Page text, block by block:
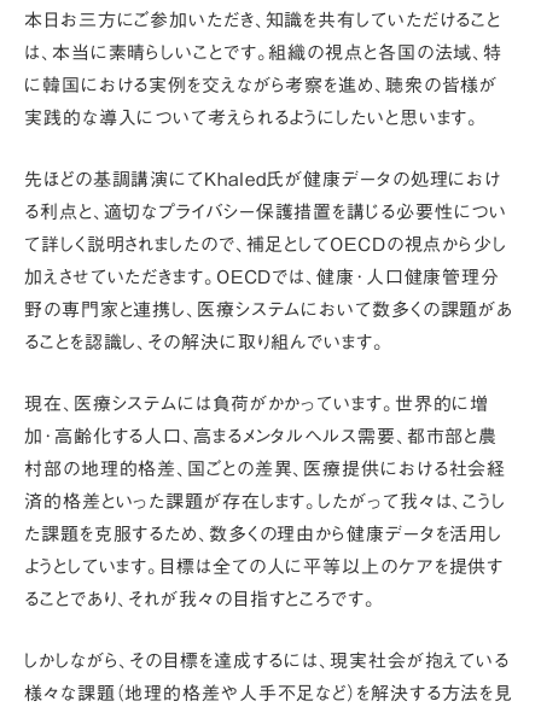
本日お三方にご参加いただき、知識を共有していただけること
は、本当に素晴らしいことです。組織の視点と各国の法域、特
に韓国における実例を交えながら考察を進め、聴衆の皆様が
実践的な導入について考えられるようにしたいと思います。
先ほどの基調講演にてKhaled氏が健康データの処理におけ
る利点と、適切なプライバシー保護措置を講じる必要性につい
て詳しく説明されましたので、補足としてOECDの視点から少し
加えさせていただきます。OECDでは、健康･人口健康管理分
野の専門家と連携し、医療システムにおいて数多くの課題があ
ることを認識し、その解決に取り組んでいます。
現在、医療システムには負荷がかかっています。世界的に増
加･高齢化する人口、高まるメンタルヘルス需要、都市部と農
村部の地理的格差、国ごとの差異、医療提供における社会経
済的格差といった課題が存在します。したがって我々は、こうし
た課題を克服するため、数多くの理由から健康データを活用し
ようとしています。 目標は全ての人に平等以上のケアを提供す
ることであり、それが我々の目指すところです。
しかしながら、その目標を達成するには、現実社会が抱えている
様々な課題（地理的格差や人手不足など）を解決する方法を見